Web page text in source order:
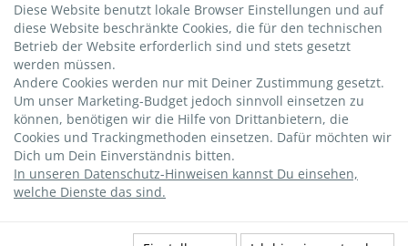
Diese Website benutzt lokale Browser Einstellungen und auf
diese Website beschränkte Cookies, die für den technischen
Betrieb der Website erforderlich sind und stets gesetzt
werden müssen.
Andere Cookies werden nur mit Deiner Zustimmung gesetzt.
Um unser Marketing-Budget jedoch sinnvoll einsetzen zu
können, benötigen wir die Hilfe von Drittanbietern, die
Cookies und Trackingmethoden einsetzen. Dafür möchten wir
Dich um Dein Einverständnis bitten.
In unseren Datenschutz-Hinweisen kannst Du einsehen,
welche Dienste das sind.
Wichtige Gästeinfos
Infos zur Kurtaxe
Hundestrände
DTV-Sterne
strandsommer-Bewertung
Livebild Seebrücke
Datenschutz|AGBs